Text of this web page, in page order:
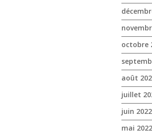
octobre
août
juillet
juin 2022
mai 2022